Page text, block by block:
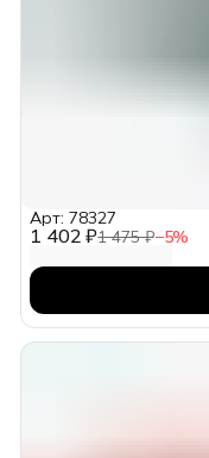
1 402 ₽1 475 ₽−5%
Арт: 78327